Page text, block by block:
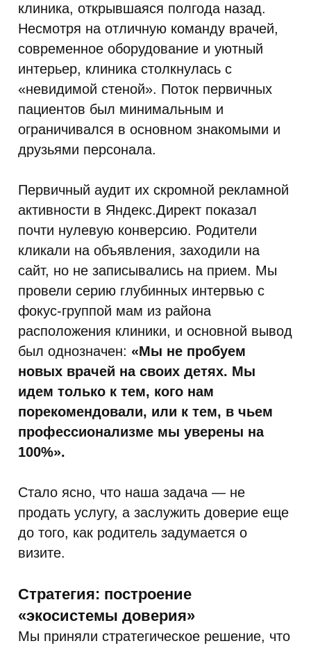
клиника, открывшаяся полгода назад.
Несмотря на отличную команду врачей,
современное оборудование и уютный
интерьер, клиника столкнулась с
«невидимой стеной». Поток первичных
пациентов был минимальным и
ограничивался в основном знакомыми и
друзьями персонала.
Первичный аудит их скромной рекламной
активности в Яндекс.Директ показал
почти нулевую конверсию. Родители
кликали на объявления, заходили на
сайт, но не записывались на прием. Мы
провели серию глубинных интервью с
фокус-группой мам из района
расположения клиники, и основной вывод
был однозначен: «Мы не пробуем
новых врачей на своих детях. Мы
идем только к тем, кого нам
порекомендовали, или к тем, в чьем
профессионализме мы уверены на
100%».
Стало ясно, что наша задача — не
продать услугу, а заслужить доверие еще
до того, как родитель задумается о
визите.
Стратегия: построение
«экосистемы доверия»
Мы приняли стратегическое решение, что